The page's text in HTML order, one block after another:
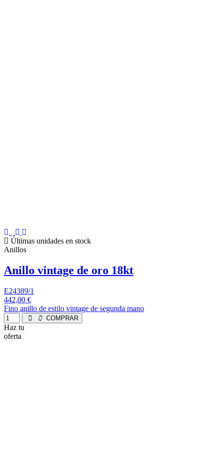
Últimas unidades en stock
Anillos
Anillo vintage de oro 18kt
E24389/1
442,00 €
Fino anillo de estilo vintage de segunda mano
COMPRAR
Haz tu
oferta